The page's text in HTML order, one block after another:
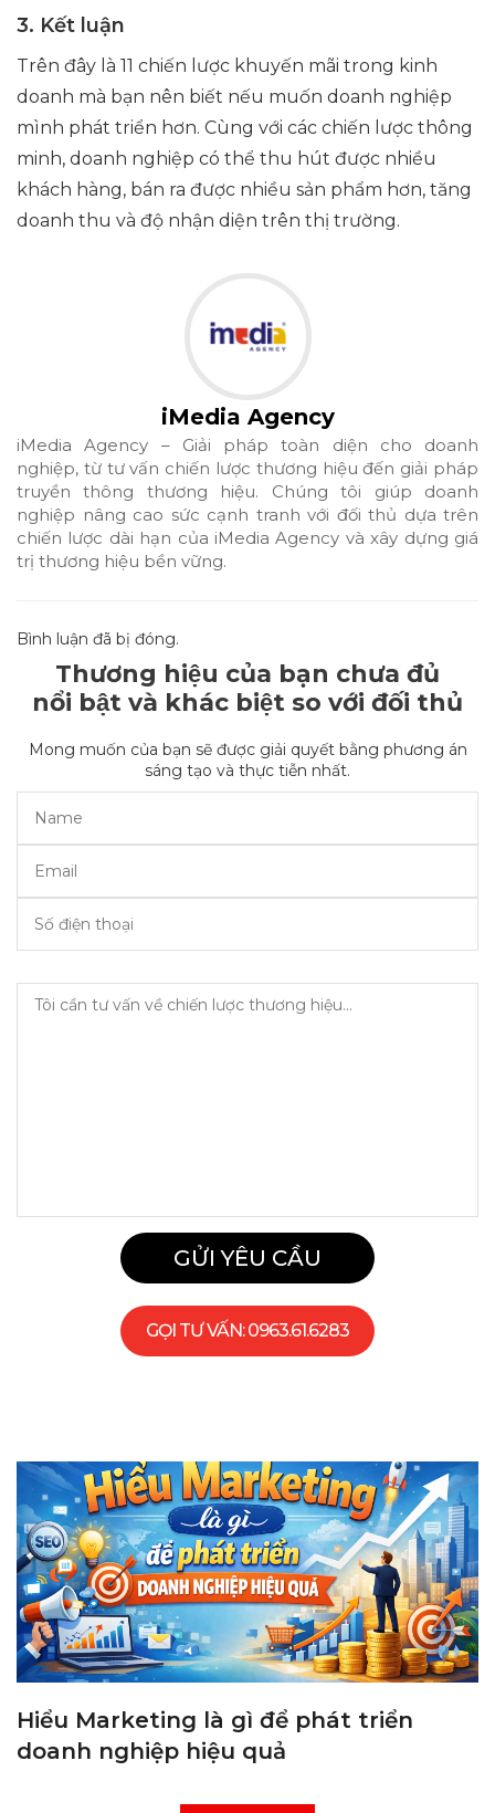
3. Kết luận
Trên đây là 11 chiến lược khuyến mãi trong kinh
doanh mà bạn nên biết nếu muốn doanh nghiệp
mình phát triển hơn. Cùng với các chiến lược thông
minh, doanh nghiệp có thể thu hút được nhiều
khách hàng, bán ra được nhiều sản phẩm hơn, tăng
doanh thu và độ nhận diện trên thị trường.
iMedia Agency
iMedia Agency – Giải pháp toàn diện cho doanh
nghiệp, từ tư vấn chiến lược thương hiệu đến giải pháp
truyền thông thương hiệu. Chúng tôi giúp doanh
nghiệp nâng cao sức cạnh tranh với đối thủ dựa trên
chiến lược dài hạn của iMedia Agency và xây dựng giá
trị thương hiệu bền vững.
Bình luận đã bị đóng.
Thương hiệu của bạn chưa đủ
nổi bật và khác biệt so với đối thủ
Mong muốn của bạn sẽ được giải quyết bằng phương án
sáng tạo và thực tiễn nhất.
GỌI TƯ VẤN: 0963.61.6283
Hiểu Marketing là gì để phát triển
doanh nghiệp hiệu quả